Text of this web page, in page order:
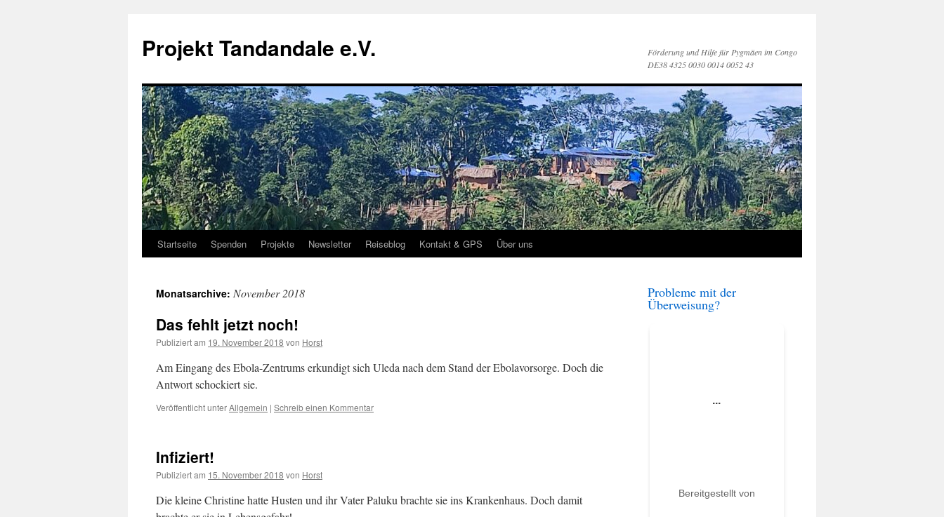
Projekt Tandandale e.V.
Förderung und Hilfe für Pygmäen im Congo
DE38 4325 0030 0014 0052 43
Zum
springen
Startseite Spenden Projekte Newsletter Reiseblog Kontakt & GPS Über uns
Monatsarchive: November 2018
Das fehlt jetzt noch!
Publiziert am 19. November 2018 von Horst
Am Eingang des Ebola-Zentrums erkundigt sich Uleda nach dem Stand der Ebolavorsorge. Doch die
Antwort schockiert sie.
Veröffentlicht unterAllgemein | Schreib einen Kommentar
Infiziert!
Publiziert am 15. November 2018 von Horst
Die kleine Christine hatte Husten und ihr Vater Paluku brachte sie ins Krankenhaus. Doch damit
Probleme mit der
Überweisung?